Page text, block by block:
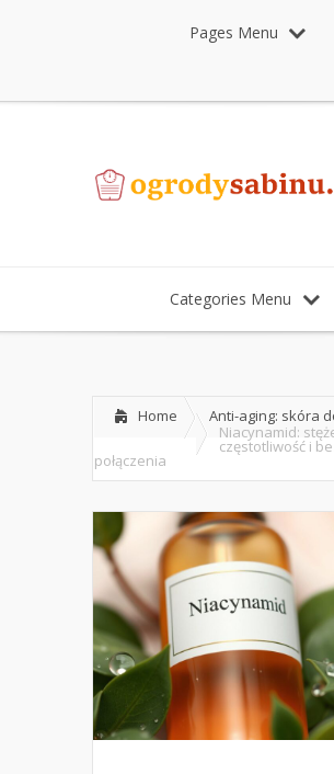
Pages Menu
Categories Menu
Home
Anti-aging: skóra
Niacynamid:
częstotliwość i
połączenia